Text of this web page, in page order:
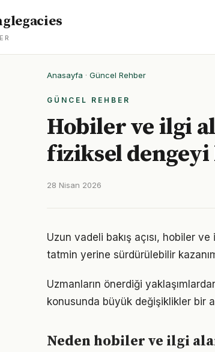
Anasayfa · Güncel Rehber
GÜNCEL REHBER
Hobiler ve ilgi
fiziksel
28 Nisan 2026
Uzun vadeli bakış açısı, hobiler ve
tatmin yerine sürdürülebilir
Uzmanların önerdiği
konusunda büyük değişiklikler bir
Neden hobiler ve ilgi